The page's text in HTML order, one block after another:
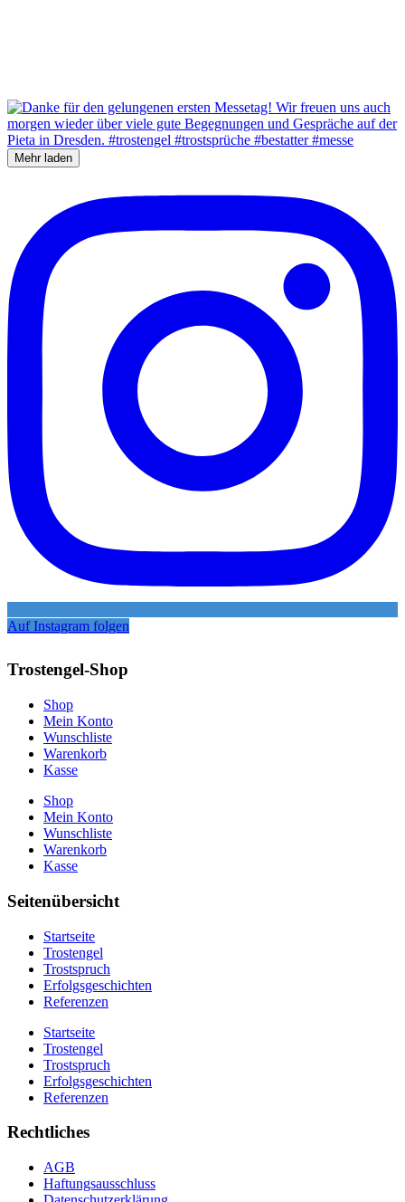
Mehr laden
Auf Instagram folgen
Trostengel-Shop
Shop
Mein Konto
Wunschliste
Warenkorb
Kasse
Shop
Mein Konto
Wunschliste
Warenkorb
Kasse
Seitenübersicht
Startseite
Trostengel
Trostspruch
Erfolgsgeschichten
Referenzen
Startseite
Trostengel
Trostspruch
Erfolgsgeschichten
Referenzen
Rechtliches
AGB
Haftungsausschluss